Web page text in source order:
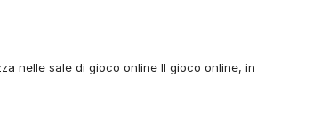
nelle sale di gioco online Il gioco online, in